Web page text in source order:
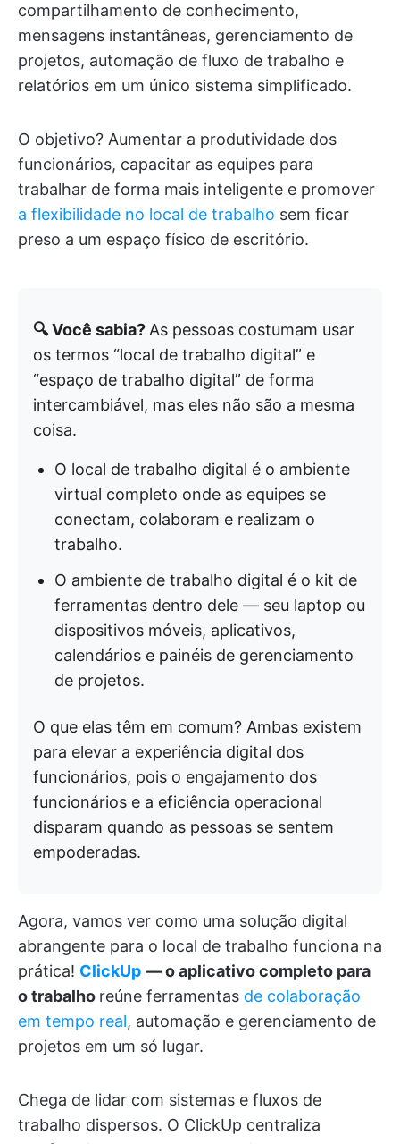
compartilhamento de conhecimento,
mensagens instantâneas, gerenciamento de
projetos, automação de fluxo de trabalho e
relatórios em um único sistema simplificado.
O objetivo? Aumentar a produtividade dos
funcionários, capacitar as equipes para
trabalhar de forma mais inteligente e promover
a flexibilidade no local de trabalho sem ficar
preso a um espaço físico de escritório.
🔍 Você sabia? As pessoas costumam usar
os termos “local de trabalho digital” e
“espaço de trabalho digital” de forma
intercambiável, mas eles não são a mesma
coisa.
O local de trabalho digital é o ambiente
virtual completo onde as equipes se
conectam, colaboram e realizam o
trabalho.
O ambiente de trabalho digital é o kit de
ferramentas dentro dele — seu laptop ou
dispositivos móveis, aplicativos,
calendários e painéis de gerenciamento
de projetos.
O que elas têm em comum? Ambas existem
para elevar a experiência digital dos
funcionários, pois o engajamento dos
funcionários e a eficiência operacional
disparam quando as pessoas se sentem
empoderadas.
Agora, vamos ver como uma solução digital
abrangente para o local de trabalho funciona na
prática! ClickUp — o aplicativo completo para
o trabalho reúne ferramentas de colaboração
em tempo real, automação e gerenciamento de
projetos em um só lugar.
Chega de lidar com sistemas e fluxos de
trabalho dispersos. O ClickUp centraliza